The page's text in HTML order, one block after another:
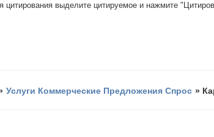
выделите цитируемое и нажмите
Услуги Коммерческие Предложения Спрос »